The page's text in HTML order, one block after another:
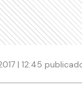
| 12:45